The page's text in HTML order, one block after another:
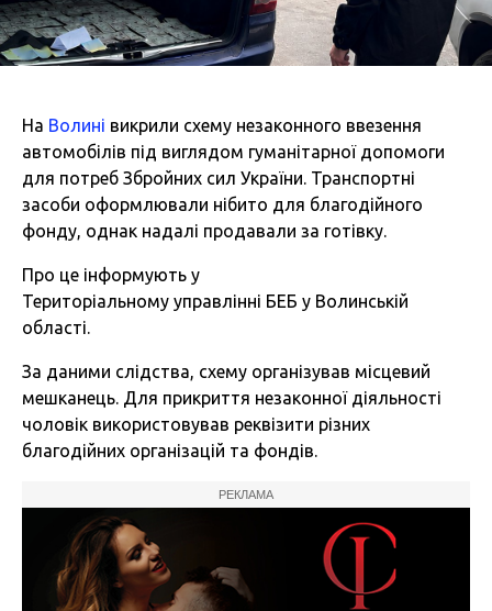
На Волині викрили схему незаконного ввезення
автомобілів під виглядом гуманітарної допомоги
для потреб Збройних сил України. Транспортні
засоби оформлювали нібито для благодійного
фонду, однак надалі продавали за готівку.
Про це інформують у
Територіальному управлінні БЕБ у Волинській
області.
За даними слідства, схему організував місцевий
мешканець. Для прикриття незаконної діяльності
чоловік використовував реквізити різних
благодійних організацій та фондів.
РЕКЛАМА